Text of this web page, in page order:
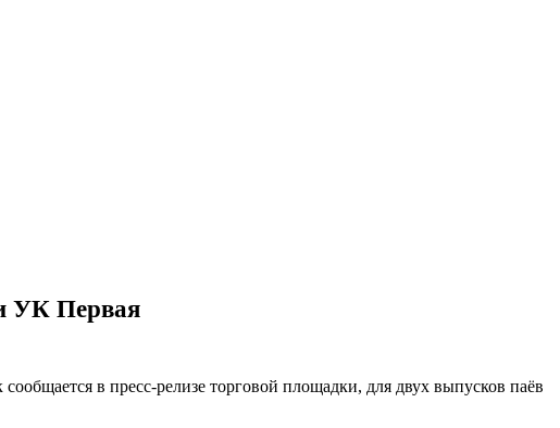
УК Первая
в пресс-релизе торговой площадки, для двух выпусков паёв